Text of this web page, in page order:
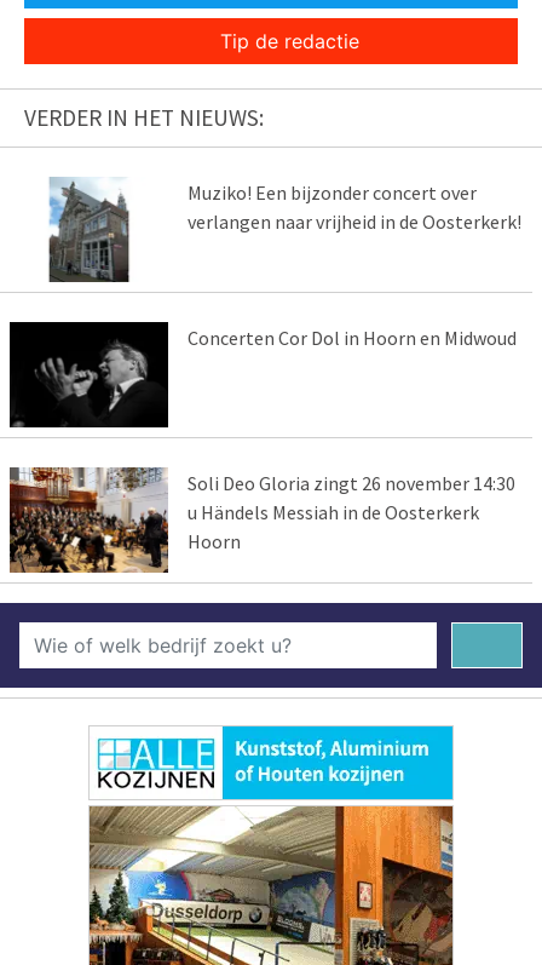
Tip de redactie
VERDER IN HET NIEUWS:
Muziko! Een bijzonder concert over
verlangen naar vrijheid in de Oosterkerk!
Concerten Cor Dol in Hoorn en Midwoud
Soli Deo Gloria zingt 26 november 14:30
u Händels Messiah in de Oosterkerk
Hoorn